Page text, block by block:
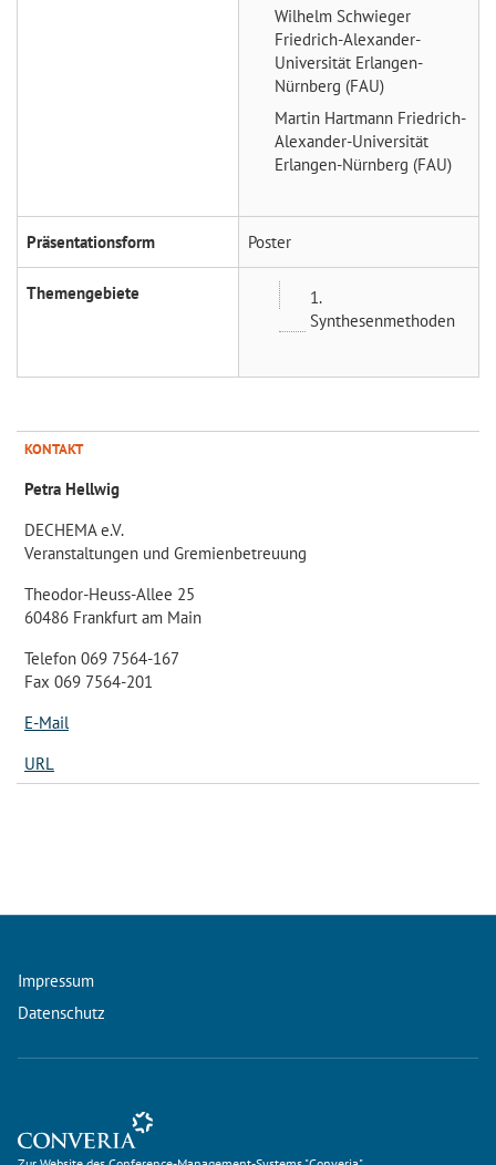
Wilhelm Schwieger
Friedrich-Alexander-
Universität Erlangen-
Nürnberg (FAU)
Martin Hartmann Friedrich-
Alexander-Universität
Erlangen-Nürnberg (FAU)
Präsentationsform Poster
Themengebiete
1.
Synthesenmethoden
KONTAKT
Petra Hellwig
DECHEMA e.V.
Veranstaltungen und Gremienbetreuung
Theodor-Heuss-Allee 25
60486 Frankfurt am Main
Telefon 069 7564-167
Fax 069 7564-201
E-Mail
URL
Impressum
Datenschutz
Zur Website des Conference-Management-Systems "Converia"